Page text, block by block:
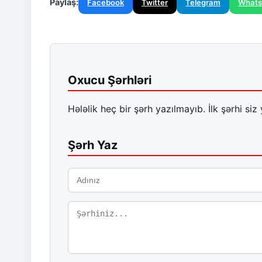
Paylaş: Facebook Twitter Telegram
Oxucu Şərhləri
Hələlik heç bir şərh yazılmayıb. İlk şərhi siz
Şərh Yaz